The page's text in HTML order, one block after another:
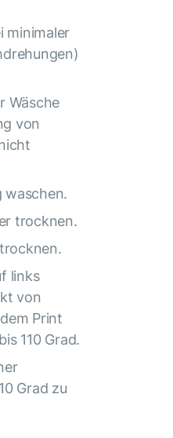
minimaler
Wäsche
von
waschen.
trocknen.
links
von
Print
110 Grad.
Grad zu